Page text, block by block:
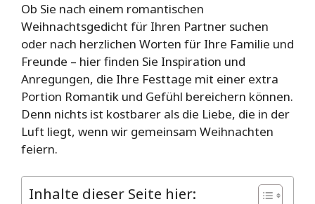
Ob Sie nach einem romantischen
Weihnachtsgedicht für Ihren Partner suchen
oder nach herzlichen Worten für Ihre Familie und
Freunde – hier finden Sie Inspiration und
Anregungen, die Ihre Festtage mit einer extra
Portion Romantik und Gefühl bereichern können.
Denn nichts ist kostbarer als die Liebe, die in der
Luft liegt, wenn wir gemeinsam Weihnachten
feiern.
Inhalte dieser Seite hier: